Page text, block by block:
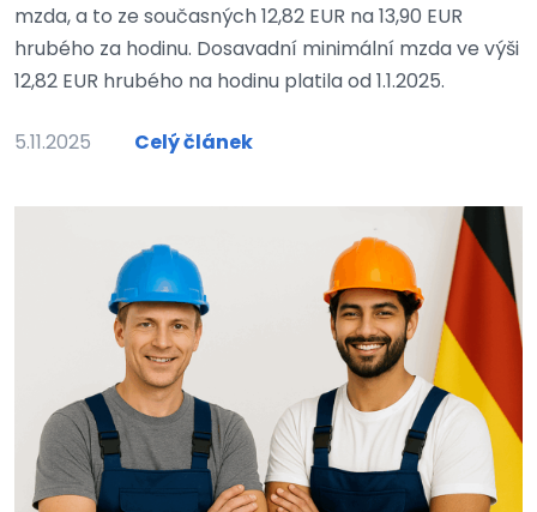
mzda, a to ze současných 12,82 EUR na 13,90 EUR
hrubého za hodinu. Dosavadní minimální mzda ve výši
12,82 EUR hrubého na hodinu platila od 1.1.2025.
5.11.2025 Celý článek